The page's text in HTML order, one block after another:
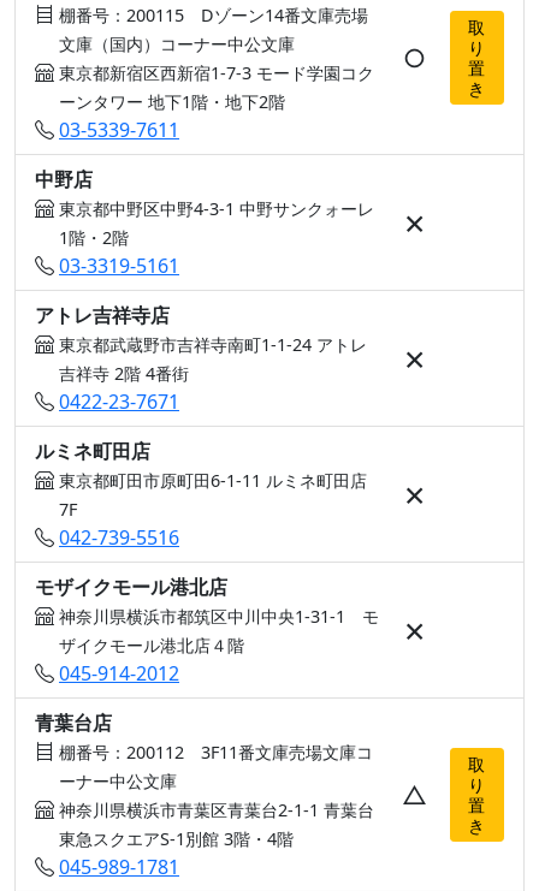
棚番号：200115 Dゾーン14番文庫売場
文庫（国内）コーナー中公文庫
東京都新宿区西新宿1-7-3 モード学園コク
ーンタワー 地下1階・地下2階
03-5339-7611
○
取
り
置
き
中野店
東京都中野区中野4-3-1 中野サンクォーレ
1階・2階
03-3319-5161
×
アトレ吉祥寺店
東京都武蔵野市吉祥寺南町1-1-24 アトレ
吉祥寺 2階 4番街
0422-23-7671
×
ルミネ町田店
東京都町田市原町田6-1-11 ルミネ町田店
7F
042-739-5516
×
モザイクモール港北店
神奈川県横浜市都筑区中川中央1-31-1 モ
ザイクモール港北店４階
045-914-2012
×
青葉台店
棚番号：200112 3F11番文庫売場文庫コ
ーナー中公文庫
神奈川県横浜市青葉区青葉台2-1-1 青葉台
東急スクエアS-1別館 3階・4階
045-989-1781
△
取
り
置
き